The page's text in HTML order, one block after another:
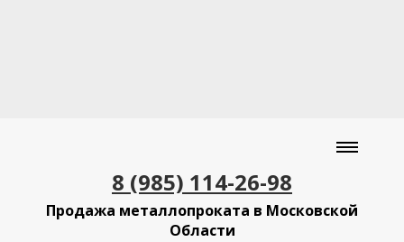
8 (985) 114-26-98
Продажа металлопроката в Московской
Области